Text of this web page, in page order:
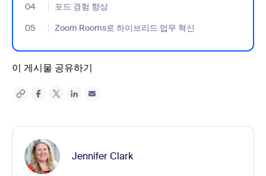
04
포드 경험 향상
- Jumplink to 포드 경험 향상
05
Zoom Rooms로 하이브리드 업무 혁신
- Jumplink to Zoom Rooms로 하이브리드 업무 혁신
이 게시물 공유하기
Jennifer Clark